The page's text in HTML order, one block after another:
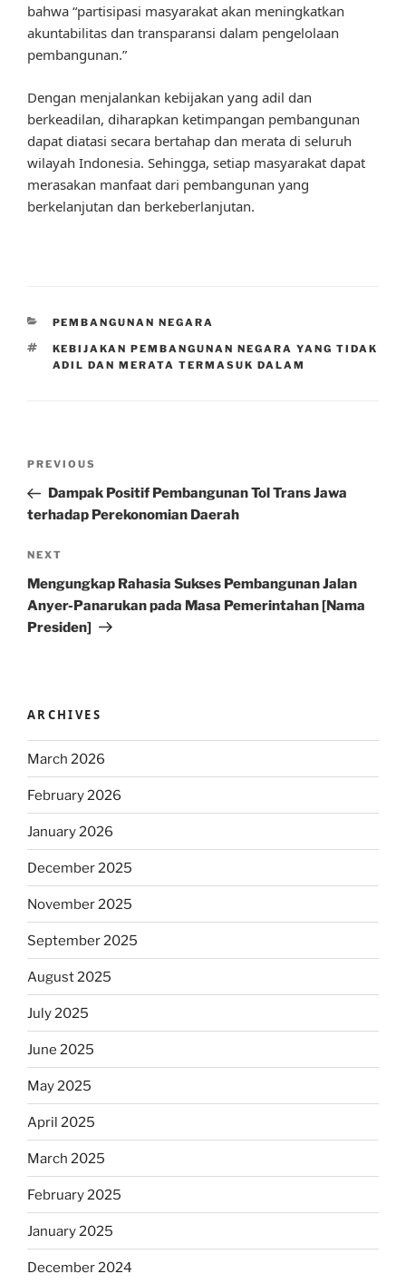
bahwa “partisipasi masyarakat akan meningkatkan
akuntabilitas dan transparansi dalam pengelolaan
pembangunan.”
Dengan menjalankan kebijakan yang adil dan
berkeadilan, diharapkan ketimpangan pembangunan
dapat diatasi secara bertahap dan merata di seluruh
wilayah Indonesia. Sehingga, setiap masyarakat dapat
merasakan manfaat dari pembangunan yang
berkelanjutan dan berkeberlanjutan.
CATEGORIES
PEMBANGUNAN NEGARA
TAGS
KEBIJAKAN PEMBANGUNAN NEGARA YANG TIDAK
ADIL DAN MERATA TERMASUK DALAM
Previous
Post
PREVIOUS
Dampak Positif Pembangunan Tol Trans Jawa
terhadap Perekonomian Daerah
Next
Post
NEXT
Mengungkap Rahasia Sukses Pembangunan Jalan
Anyer-Panarukan pada Masa Pemerintahan [Nama
Presiden]
ARCHIVES
March 2026
February 2026
January 2026
December 2025
November 2025
September 2025
August 2025
July 2025
June 2025
May 2025
April 2025
March 2025
February 2025
January 2025
December 2024